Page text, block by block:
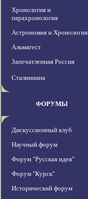
Хронология и
парахронология
Астрономия и Хронология
Альмагест
Запечатленная Россия
Сталиниана
ФОРУМЫ
Дискуссионный клуб
Научный форум
Форум "Русская идея"
Форум "Курск"
Исторический форум